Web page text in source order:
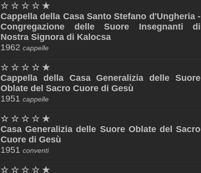
☆ ☆ ☆ ☆ ★
Cappella della Casa Santo Stefano d'Ungheria -
Congregazione delle Suore Insegnanti di
Nostra Signora di Kalocsa
1962 cappelle
☆ ☆ ☆ ☆ ★
Cappella della Casa Generalizia delle Suore
Oblate del Sacro Cuore di Gesù
1951 cappelle
☆ ☆ ☆ ☆ ★
Casa Generalizia delle Suore Oblate del Sacro
Cuore di Gesù
1951 conventi
☆ ☆ ☆ ☆ ★